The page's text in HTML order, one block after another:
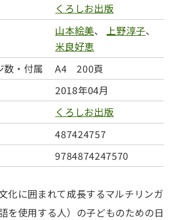
くろしお出版
山本絵美、上野淳子、
米良好恵
数・付属
A4 200頁
2018年04月
くろしお出版
487424757
9784874247570
化に囲まれて成長するマルチリンガ
を使用する人）の子どものための日